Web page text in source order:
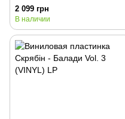
2 099 грн
В наличии